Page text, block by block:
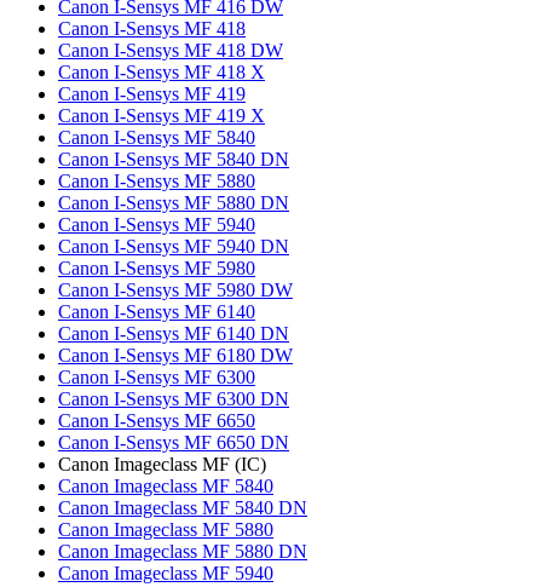
Canon I-Sensys MF 416 DW
Canon I-Sensys MF 418
Canon I-Sensys MF 418 DW
Canon I-Sensys MF 418 X
Canon I-Sensys MF 419
Canon I-Sensys MF 419 X
Canon I-Sensys MF 5840
Canon I-Sensys MF 5840 DN
Canon I-Sensys MF 5880
Canon I-Sensys MF 5880 DN
Canon I-Sensys MF 5940
Canon I-Sensys MF 5940 DN
Canon I-Sensys MF 5980
Canon I-Sensys MF 5980 DW
Canon I-Sensys MF 6140
Canon I-Sensys MF 6140 DN
Canon I-Sensys MF 6180 DW
Canon I-Sensys MF 6300
Canon I-Sensys MF 6300 DN
Canon I-Sensys MF 6650
Canon I-Sensys MF 6650 DN
Canon Imageclass MF (IC)
Canon Imageclass MF 5840
Canon Imageclass MF 5840 DN
Canon Imageclass MF 5880
Canon Imageclass MF 5880 DN
Canon Imageclass MF 5940